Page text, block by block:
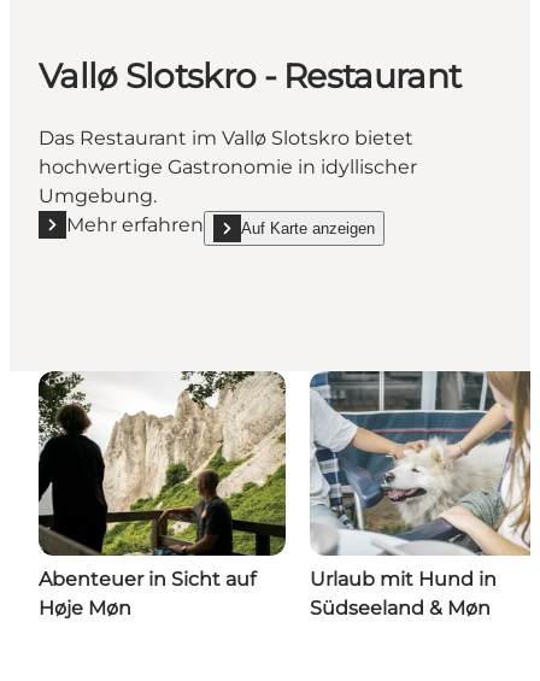
Vallø Slotskro - Restaurant
Das Restaurant im Vallø Slotskro bietet
hochwertige Gastronomie in idyllischer
Umgebung.
Mehr erfahren
Mehr erfahren "Vallø Slotskro - Restaurant"
Auf Karte anzeigen
show Vallø Slotskro - Restaurant on_map
Abenteuer in Sicht auf
Høje Møn
Urlaub mit Hund in
Südseeland & Møn